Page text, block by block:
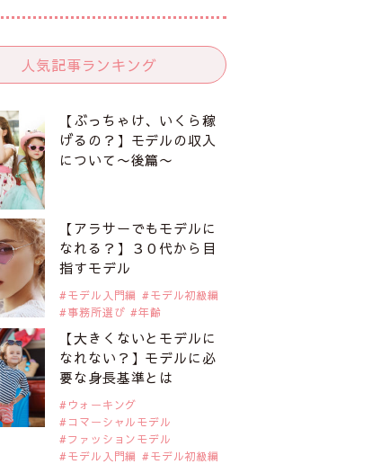
人気記事ランキング
【ぶっちゃけ、いくら稼
げるの？】モデルの収入
について〜後篇〜
【アラサーでもモデルに
なれる？】３０代から目
指すモデル
モデル入門編
モデル初級編
事務所選び
年齢
【大きくないとモデルに
なれない？】モデルに必
要な身長基準とは
ウォーキング
コマーシャルモデル
ファッションモデル
モデル入門編
モデル初級編